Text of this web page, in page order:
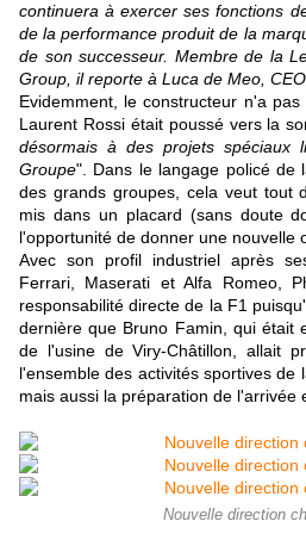
continuera à exercer ses fonctions
de la performance produit de la
de son successeur. Membre de la
Group, il reporte à Luca de Meo,
Evidemment, le constructeur n'a
Laurent Rossi était poussé vers la
désormais à des projets spéciaux
Groupe". Dans le langage policé de
des grands groupes, cela veut tout
mis dans un placard (sans doute
l'opportunité de donner une nouvelle
Avec son profil industriel après
Ferrari, Maserati et Alfa Romeo,
responsabilité directe de la F1
dernière que Bruno Famin, qui était
de l'usine de Viry-Châtillon, allait
l'ensemble des activités sportives de
mais aussi la préparation de l'arrivée
Nouvelle direction